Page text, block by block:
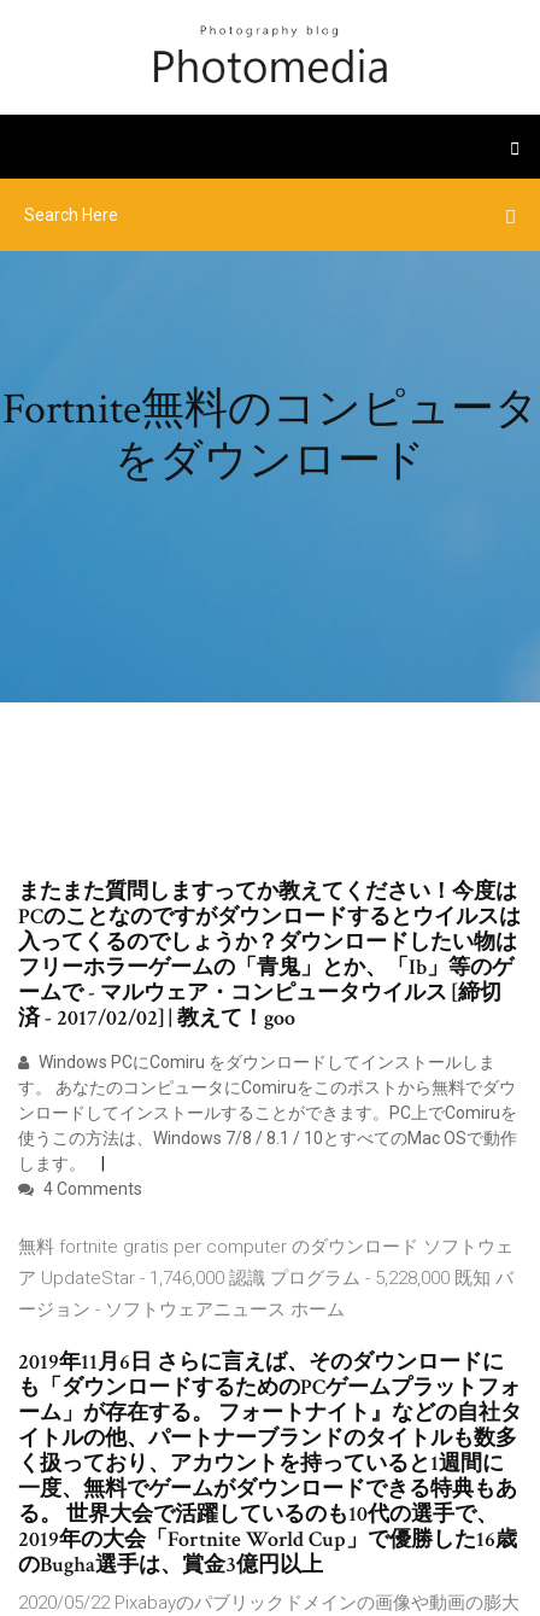
Fortnite無料のコンピュータ
をダウンロード
またまた質問しますってか教えてください！今度は
PCのことなのですがダウンロードするとウイルスは
入ってくるのでしょうか？ダウンロードしたい物は
フリーホラーゲームの「青鬼」とか、「Ib」等のゲ
ームで - マルウェア・コンピュータウイルス [締切
済 - 2017/02/02] | 教えて！goo
Windows PCにComiru をダウンロードしてインストールしま
す。 あなたのコンピュータにComiruをこのポストから無料でダウ
ンロードしてインストールすることができます。PC上でComiruを
使うこの方法は、Windows 7/8 / 8.1 / 10とすべてのMac OSで動作
します。
4 Comments
無料 fortnite gratis per computer のダウンロード ソフトウェ
ア UpdateStar - 1,746,000 認識 プログラム - 5,228,000 既知 バ
ージョン - ソフトウェアニュース ホーム
2019年11月6日 さらに言えば、そのダウンロードに
も「ダウンロードするためのPCゲームプラットフォ
ーム」が存在する。 フォートナイト』などの自社タ
イトルの他、パートナーブランドのタイトルも数多
く扱っており、アカウントを持っていると1週間に
一度、無料でゲームがダウンロードできる特典もあ
る。 世界大会で活躍しているのも10代の選手で、
2019年の大会「Fortnite World Cup」で優勝した16歳
のBugha選手は、賞金3億円以上
2020/05/22 Pixabayのパブリックドメインの画像や動画の膨大